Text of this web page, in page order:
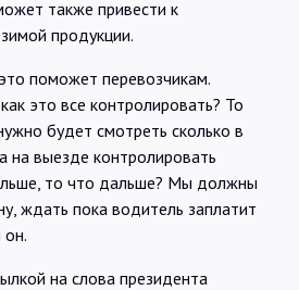
также привести к
продукции.
поможет перевозчикам.
это все контролировать? То
будет смотреть сколько в
на выезде контролировать
то что дальше? Мы должны
ждать пока водитель заплатит
на слова президента